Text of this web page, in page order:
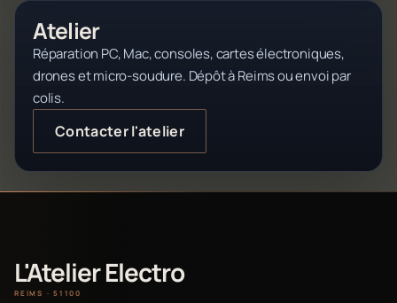
Atelier
Réparation PC, Mac, consoles, cartes électroniques,
drones et micro-soudure. Dépôt à Reims ou envoi par
colis.
Contacter l'atelier
L'Atelier Electro
REIMS · 51100